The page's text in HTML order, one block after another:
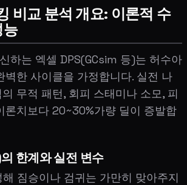
비교 분석 개요: 이론적 수
능
하는 엑셀 DPS(GCsim 등)는 허수아
벽한 사이클을 가정합니다. 실전 나
무적 패턴, 회피 스태미나 소모, 피
론치보다 20~30%가량 딜이 증발합
한계와 실전 변수
해 짐승이나 검귀는 가만히 맞아주지